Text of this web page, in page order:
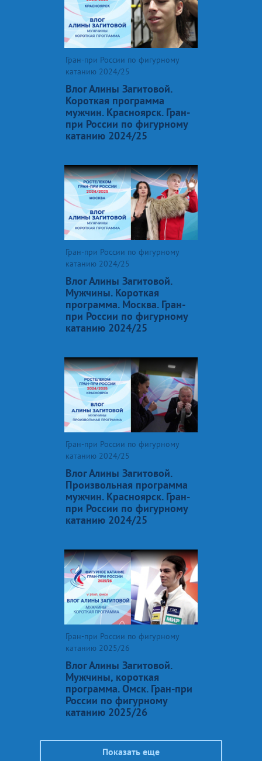
Гран-при России по фигурному
катанию 2024/25
Влог Алины Загитовой.
Короткая программа
мужчин. Красноярск. Гран-
при России по фигурному
катанию 2024/25
Гран-при России по фигурному
катанию 2024/25
Влог Алины Загитовой.
Мужчины. Короткая
программа. Москва. Гран-
при России по фигурному
катанию 2024/25
Гран-при России по фигурному
катанию 2024/25
Влог Алины Загитовой.
Произвольная программа
мужчин. Красноярск. Гран-
при России по фигурному
катанию 2024/25
Гран-при России по фигурному
катанию 2025/26
Влог Алины Загитовой.
Мужчины, короткая
программа. Омск. Гран-при
России по фигурному
катанию 2025/26
Показать еще